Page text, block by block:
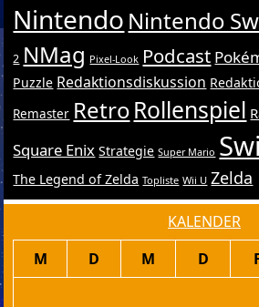
Nintendo Nintendo
2 NMag Pixel-Look Podcast
Puzzle Redaktionsdiskussion
Remaster RetroRollenspiel
Square Enix Strategie Super Mario
The Legend of Zelda Topliste Wii U Zelda
KALENDER
M D M D